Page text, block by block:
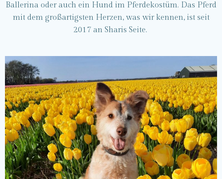
Ballerina oder auch ein Hund im Pferdekostüm. Das Pferd
mit dem großartigsten Herzen, was wir kennen, ist seit
2017 an Sharis Seite.